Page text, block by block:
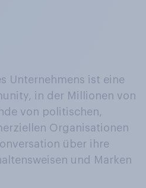
Unternehmens ist eine
in der Millionen von
von politischen,
Organisationen
über ihre
und Marken